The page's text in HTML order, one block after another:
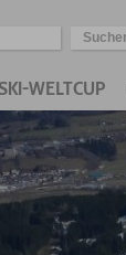
WELTCUP